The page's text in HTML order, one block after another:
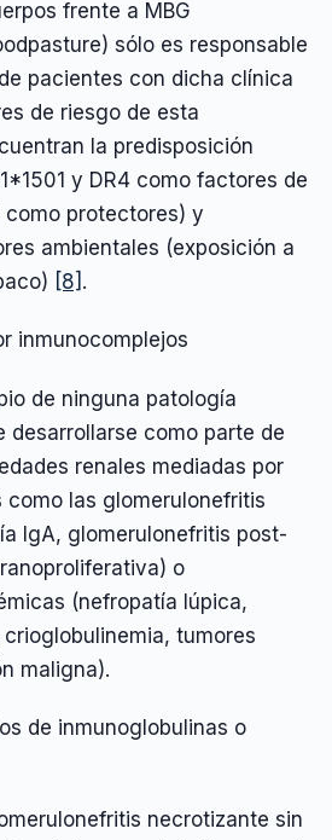
frente a MBG
sólo es responsable
pacientes con dicha clínica
de riesgo de esta
la predisposición
y DR4 como factores de
como protectores) y
ambientales (exposición a
[8] .
inmunocomplejos
de ninguna patología
desarrollarse como parte de
renales mediadas por
como las glomerulonefritis
IgA, glomerulonefritis post-
o
(nefropatía lúpica,
tumores
maligna).
de inmunoglobulinas o
necrotizante sin